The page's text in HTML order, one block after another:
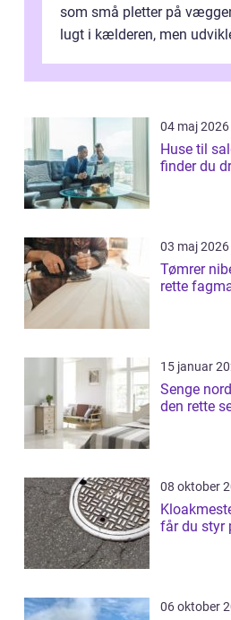
som små pletter på
lugt i kælderen, men
04 maj 2026
Huse til salg
finder du
03 maj 2026
Tømrer nibe sådan finder du
rette
15 januar
Senge nordjylland
den rette
08 oktober
får du styr
06 oktober